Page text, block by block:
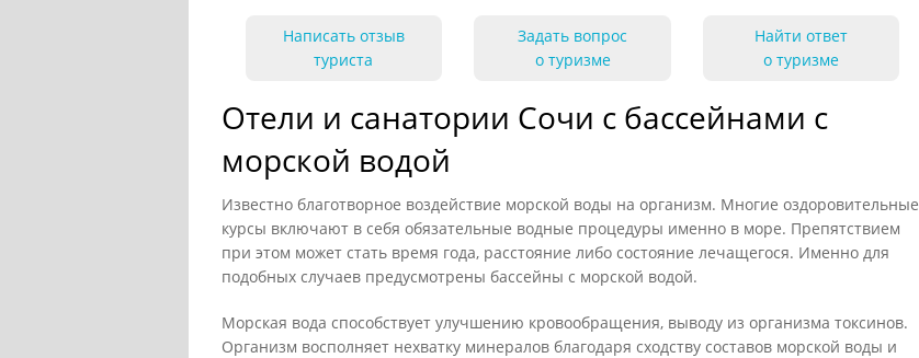
Написать отзыв
туриста
Задать вопрос
о туризме
Найти ответ
о туризме
Отели и санатории Сочи с бассейнами с
морской водой
Известно благотворное воздействие морской воды на организм. Многие оздоровительные
курсы включают в себя обязательные водные процедуры именно в море. Препятствием
при этом может стать время года, расстояние либо состояние лечащегося. Именно для
подобных случаев предусмотрены бассейны с морской водой.
Морская вода способствует улучшению кровообращения, выводу из организма токсинов.
Организм восполняет нехватку минералов благодаря сходству составов морской воды и